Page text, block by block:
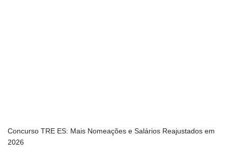
Concurso TRE ES: Mais Nomeações e Salários Reajustados em
2026